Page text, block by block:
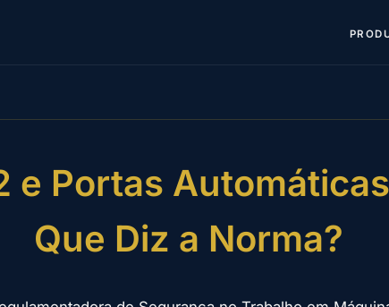
e Portas
Que Diz a Norma?